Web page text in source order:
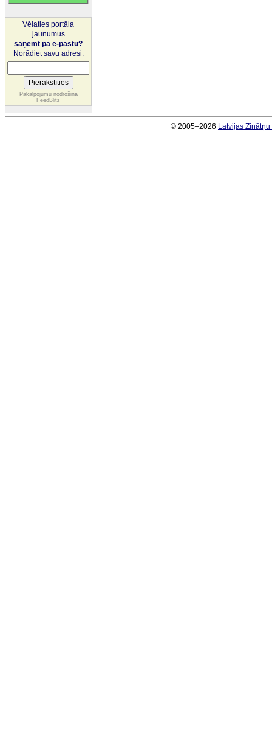
Vēlaties portāla
jaunumus
saņemt pa e-pastu?
Norādiet savu adresi:
Pakalpojumu nodrošina
FeedBlitz
© 2005–2026 Latvijas